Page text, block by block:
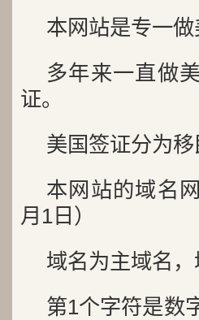
本网站是专一做
多年来一直做
证。
美国签证分为
本网站的域名
月1日）
域名为主域名
第1个字符是数